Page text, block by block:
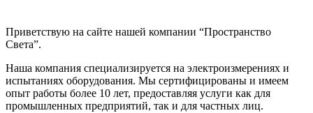
Приветствую на сайте нашей компании “Пространство
Света”.
Наша компания специализируется на электроизмерениях и
испытаниях оборудования. Мы сертифицированы и имеем
опыт работы более 10 лет, предоставляя услуги как для
промышленных предприятий, так и для частных лиц.